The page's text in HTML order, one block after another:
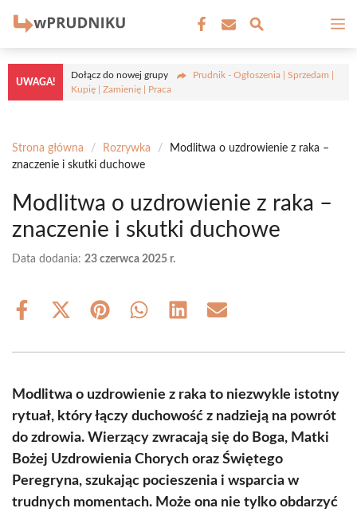
treści
UWAGA!
Dołącz do nowej grupy
Prudnik - Ogłoszenia | Sprzedam |
Kupię | Zamienię | Praca
Strona główna / Rozrywka /
Modlitwa o uzdrowienie z raka –
znaczenie i skutki duchowe
Modlitwa o uzdrowienie z raka –
znaczenie i skutki duchowe
Data dodania: 23 czerwca 2025 r.
Share
Share
(Twitter)
Share Share Share Share
Modlitwa o uzdrowienie z raka to niezwykle istotny
rytuał, który łączy duchowość z nadzieją na powrót
do zdrowia. Wierzący zwracają się do Boga, Matki
Bożej Uzdrowienia Chorych oraz Świętego
Peregryna, szukając pocieszenia i wsparcia w
trudnych momentach. Może ona nie tylko obdarzyć